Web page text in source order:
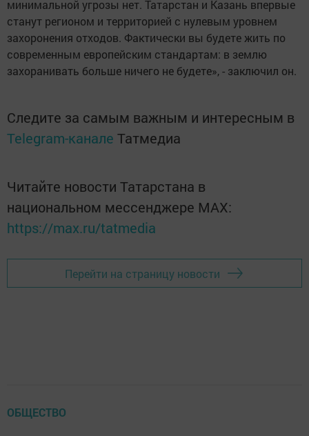
минимальной угрозы нет. Татарстан и Казань впервые
станут регионом и территорией с нулевым уровнем
захоронения отходов. Фактически вы будете жить по
современным европейским стандартам: в землю
захоранивать больше ничего не будете», - заключил он.
Следите за самым важным и интересным в
Telegram-канале Татмедиа
Читайте новости Татарстана в
национальном мессенджере MАХ:
https://max.ru/tatmedia
Перейти на страницу новости
ОБЩЕСТВО